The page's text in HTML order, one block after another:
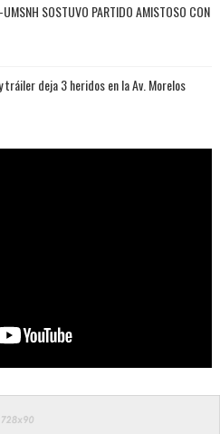
SOSTUVO PARTIDO AMISTOSO CON
tráiler deja 3 heridos en la Av. Morelos